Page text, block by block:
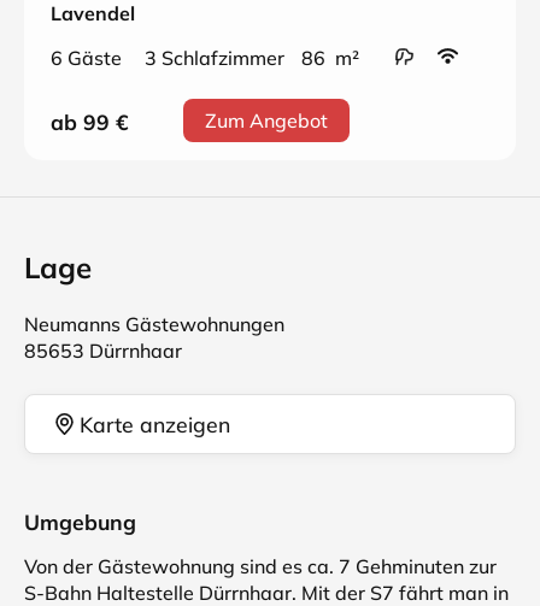
Lavendel
6 Gäste
3 Schlafzimmer 86 m²
ab 99 € Zum Angebot
Lage
Neumanns Gästewohnungen
85653 Dürrnhaar
Karte anzeigen
Umgebung
Von der Gästewohnung sind es ca. 7 Gehminuten zur
S-Bahn Haltestelle Dürrnhaar. Mit der S7 fährt man in